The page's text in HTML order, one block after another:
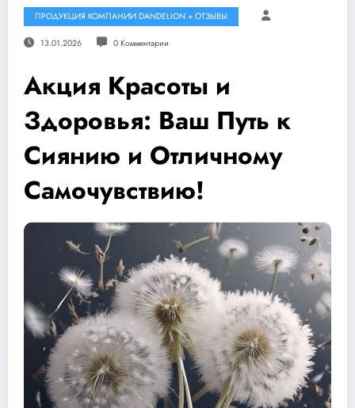
ПРОДУКЦИЯ КОМПАНИИ DANDELION + ОТЗЫВЫ
13.01.2026 0 Комментарии
Акция Красоты и
Здоровья: Ваш Путь к
Сиянию и Отличному
Самочувствию!